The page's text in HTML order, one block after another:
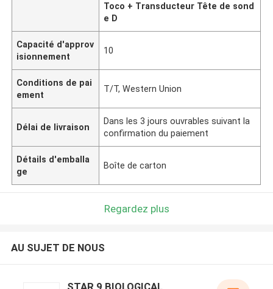
Toco + Transducteur Tête de sond
e D
Capacité d'approv
isionnement
10
Conditions de pai
ement
T/T, Western Union
Délai de livraison
Dans les 3 jours ouvrables suivant la
confirmation du paiement
Détails d'emballa
ge
Boîte de carton
Regardez plus
AU SUJET DE NOUS